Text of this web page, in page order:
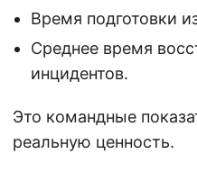
Время подготовки
Среднее время
инцидентов.
Это командные
реальную ценность.